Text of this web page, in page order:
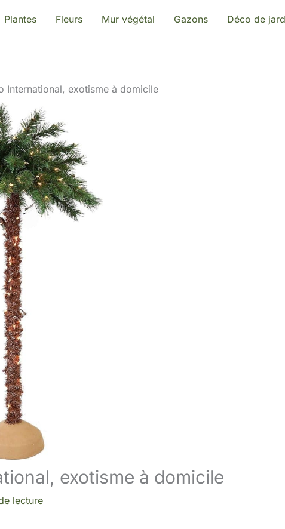
Plantes Fleurs Mur végétal Gazons Déco de
International, exotisme à domicile
exotisme à domicile
lecture